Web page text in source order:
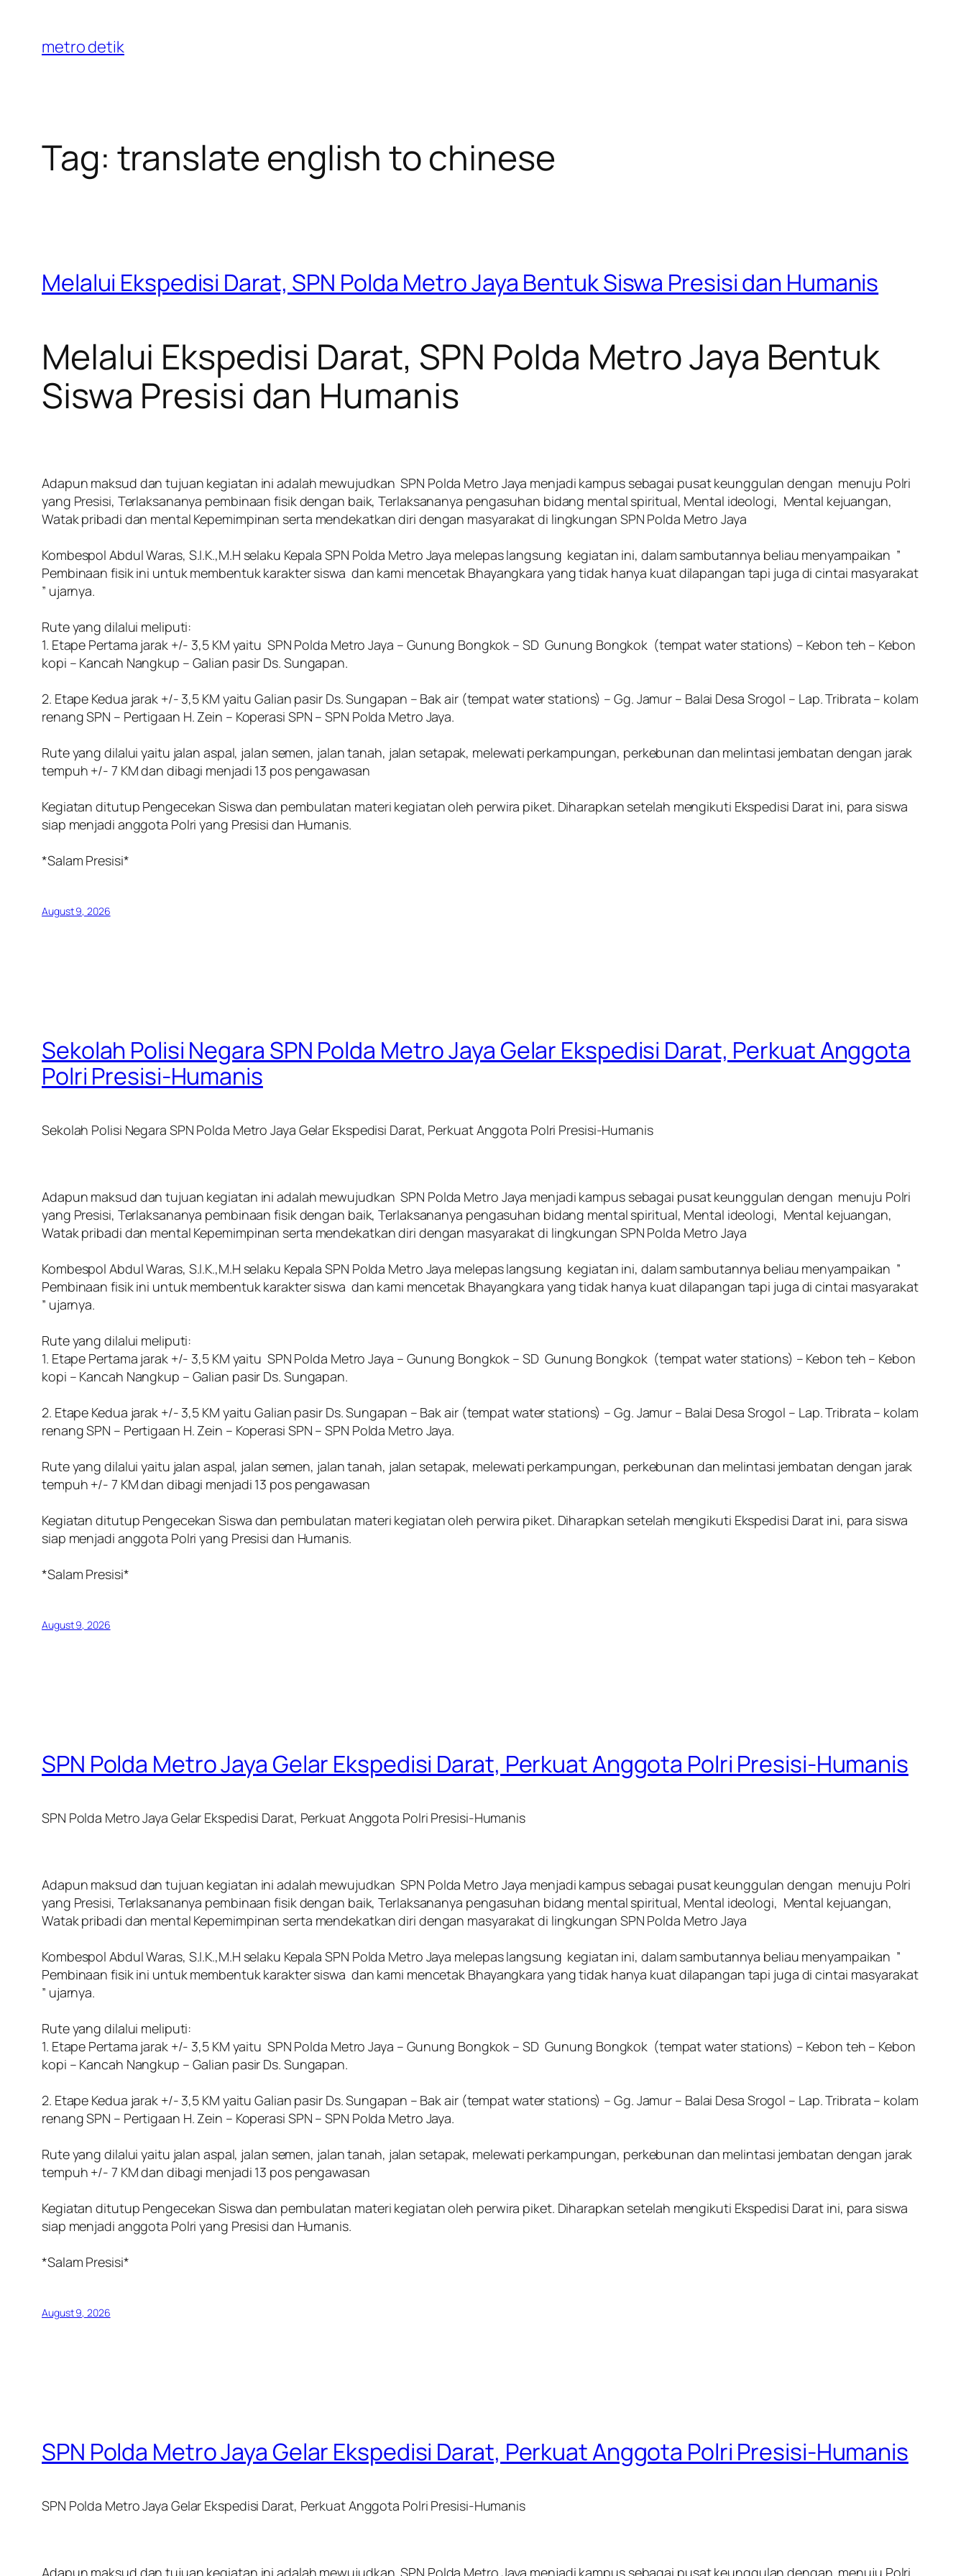
content
metro detik
Tag: translate english to chinese
Melalui Ekspedisi Darat, SPN Polda Metro Jaya Bentuk Siswa Presisi dan Humanis
Melalui Ekspedisi Darat, SPN Polda Metro Jaya Bentuk
Siswa Presisi dan Humanis
‎Adapun maksud dan tujuan kegiatan ini adalah mewujudkan SPN Polda Metro Jaya menjadi kampus sebagai pusat keunggulan dengan menuju Polri
yang Presisi, Terlaksananya pembinaan fisik dengan baik, Terlaksananya pengasuhan bidang mental spiritual, Mental ideologi, Mental kejuangan,
Watak pribadi dan mental Kepemimpinan serta mendekatkan diri dengan masyarakat di lingkungan SPN Polda Metro Jaya
‎Kombespol Abdul Waras, S.I.K.,M.H selaku Kepala SPN Polda Metro Jaya melepas langsung kegiatan ini, dalam sambutannya beliau menyampaikan ”
Pembinaan fisik ini untuk membentuk karakter siswa dan kami mencetak Bhayangkara yang tidak hanya kuat dilapangan tapi juga di cintai masyarakat
” ujarnya.
‎Rute yang dilalui meliputi:
‎1. Etape Pertama jarak +/- 3,5 KM yaitu SPN Polda Metro Jaya – Gunung Bongkok – SD Gunung Bongkok (tempat water stations) – Kebon teh – Kebon
kopi – Kancah Nangkup – Galian pasir Ds. Sungapan.
‎2. Etape Kedua jarak +/- 3,5 KM yaitu Galian pasir Ds. Sungapan – Bak air (tempat water stations) – Gg. Jamur – Balai Desa Srogol – Lap. Tribrata – kolam
renang SPN – Pertigaan H. Zein – Koperasi SPN – SPN Polda Metro Jaya.
‎Rute yang dilalui yaitu jalan aspal, jalan semen, jalan tanah, jalan setapak, melewati perkampungan, perkebunan dan melintasi jembatan dengan jarak
tempuh +/- 7 KM dan dibagi menjadi 13 pos pengawasan
‎Kegiatan ditutup Pengecekan Siswa dan pembulatan materi kegiatan oleh perwira piket. Diharapkan setelah mengikuti Ekspedisi Darat ini, para siswa
siap menjadi anggota Polri yang Presisi dan Humanis.
‎*Salam Presisi*
August 9, 2026
Sekolah Polisi Negara SPN Polda Metro Jaya Gelar Ekspedisi Darat, Perkuat Anggota
Polri Presisi-Humanis
Sekolah Polisi Negara SPN Polda Metro Jaya Gelar Ekspedisi Darat, Perkuat Anggota Polri Presisi-Humanis
‎Adapun maksud dan tujuan kegiatan ini adalah mewujudkan SPN Polda Metro Jaya menjadi kampus sebagai pusat keunggulan dengan menuju Polri
yang Presisi, Terlaksananya pembinaan fisik dengan baik, Terlaksananya pengasuhan bidang mental spiritual, Mental ideologi, Mental kejuangan,
Watak pribadi dan mental Kepemimpinan serta mendekatkan diri dengan masyarakat di lingkungan SPN Polda Metro Jaya
‎Kombespol Abdul Waras, S.I.K.,M.H selaku Kepala SPN Polda Metro Jaya melepas langsung kegiatan ini, dalam sambutannya beliau menyampaikan ”
Pembinaan fisik ini untuk membentuk karakter siswa dan kami mencetak Bhayangkara yang tidak hanya kuat dilapangan tapi juga di cintai masyarakat
” ujarnya.
‎Rute yang dilalui meliputi:
‎1. Etape Pertama jarak +/- 3,5 KM yaitu SPN Polda Metro Jaya – Gunung Bongkok – SD Gunung Bongkok (tempat water stations) – Kebon teh – Kebon
kopi – Kancah Nangkup – Galian pasir Ds. Sungapan.
‎2. Etape Kedua jarak +/- 3,5 KM yaitu Galian pasir Ds. Sungapan – Bak air (tempat water stations) – Gg. Jamur – Balai Desa Srogol – Lap. Tribrata – kolam
renang SPN – Pertigaan H. Zein – Koperasi SPN – SPN Polda Metro Jaya.
‎Rute yang dilalui yaitu jalan aspal, jalan semen, jalan tanah, jalan setapak, melewati perkampungan, perkebunan dan melintasi jembatan dengan jarak
tempuh +/- 7 KM dan dibagi menjadi 13 pos pengawasan
‎Kegiatan ditutup Pengecekan Siswa dan pembulatan materi kegiatan oleh perwira piket. Diharapkan setelah mengikuti Ekspedisi Darat ini, para siswa
siap menjadi anggota Polri yang Presisi dan Humanis.
‎*Salam Presisi*
August 9, 2026
SPN Polda Metro Jaya Gelar Ekspedisi Darat, Perkuat Anggota Polri Presisi-Humanis
SPN Polda Metro Jaya Gelar Ekspedisi Darat, Perkuat Anggota Polri Presisi-Humanis
‎Adapun maksud dan tujuan kegiatan ini adalah mewujudkan SPN Polda Metro Jaya menjadi kampus sebagai pusat keunggulan dengan menuju Polri
yang Presisi, Terlaksananya pembinaan fisik dengan baik, Terlaksananya pengasuhan bidang mental spiritual, Mental ideologi, Mental kejuangan,
Watak pribadi dan mental Kepemimpinan serta mendekatkan diri dengan masyarakat di lingkungan SPN Polda Metro Jaya
‎Kombespol Abdul Waras, S.I.K.,M.H selaku Kepala SPN Polda Metro Jaya melepas langsung kegiatan ini, dalam sambutannya beliau menyampaikan ”
Pembinaan fisik ini untuk membentuk karakter siswa dan kami mencetak Bhayangkara yang tidak hanya kuat dilapangan tapi juga di cintai masyarakat
” ujarnya.
‎Rute yang dilalui meliputi:
‎1. Etape Pertama jarak +/- 3,5 KM yaitu SPN Polda Metro Jaya – Gunung Bongkok – SD Gunung Bongkok (tempat water stations) – Kebon teh – Kebon
kopi – Kancah Nangkup – Galian pasir Ds. Sungapan.
‎2. Etape Kedua jarak +/- 3,5 KM yaitu Galian pasir Ds. Sungapan – Bak air (tempat water stations) – Gg. Jamur – Balai Desa Srogol – Lap. Tribrata – kolam
renang SPN – Pertigaan H. Zein – Koperasi SPN – SPN Polda Metro Jaya.
‎Rute yang dilalui yaitu jalan aspal, jalan semen, jalan tanah, jalan setapak, melewati perkampungan, perkebunan dan melintasi jembatan dengan jarak
tempuh +/- 7 KM dan dibagi menjadi 13 pos pengawasan
‎Kegiatan ditutup Pengecekan Siswa dan pembulatan materi kegiatan oleh perwira piket. Diharapkan setelah mengikuti Ekspedisi Darat ini, para siswa
siap menjadi anggota Polri yang Presisi dan Humanis.
‎*Salam Presisi*
August 9, 2026
SPN Polda Metro Jaya Gelar Ekspedisi Darat, Perkuat Anggota Polri Presisi-Humanis
SPN Polda Metro Jaya Gelar Ekspedisi Darat, Perkuat Anggota Polri Presisi-Humanis
‎Adapun maksud dan tujuan kegiatan ini adalah mewujudkan SPN Polda Metro Jaya menjadi kampus sebagai pusat keunggulan dengan menuju Polri